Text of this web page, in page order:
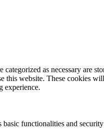
as necessary are
this website. These cookies
experience.
functionalities and